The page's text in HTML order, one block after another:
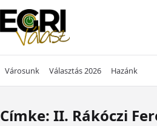
Városunk Választás 2026 Hazánk
Címke: II. Rákóczi